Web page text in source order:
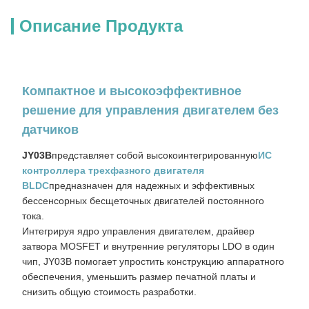
Описание Продукта
Компактное и высокоэффективное
решение для управления двигателем без
датчиков
JY03Bпредставляет собой высокоинтегрированнуюИС
контроллера трехфазного двигателя
BLDCпредназначен для надежных и эффективных
бессенсорных бесщеточных двигателей постоянного
тока.
Интегрируя ядро ​​управления двигателем, драйвер
затвора MOSFET и внутренние регуляторы LDO в один
чип, JY03B помогает упростить конструкцию аппаратного
обеспечения, уменьшить размер печатной платы и
снизить общую стоимость разработки.